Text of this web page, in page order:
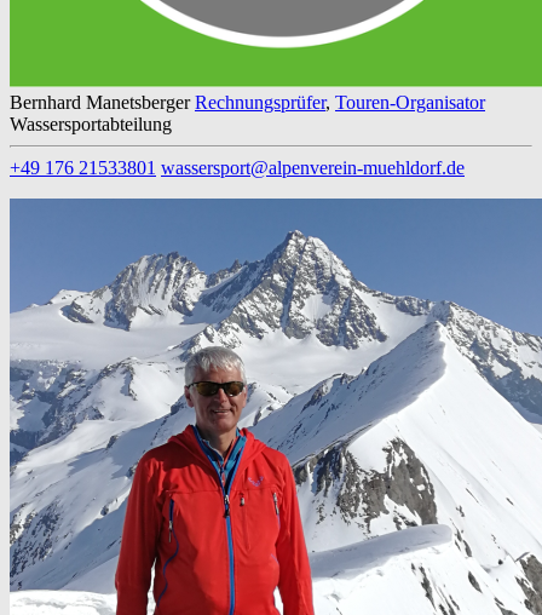
Bernhard Manetsberger Rechnungsprüfer, Touren-Organisator
Wassersportabteilung
+49 176 21533801 wassersport@alpenverein-muehldorf.de